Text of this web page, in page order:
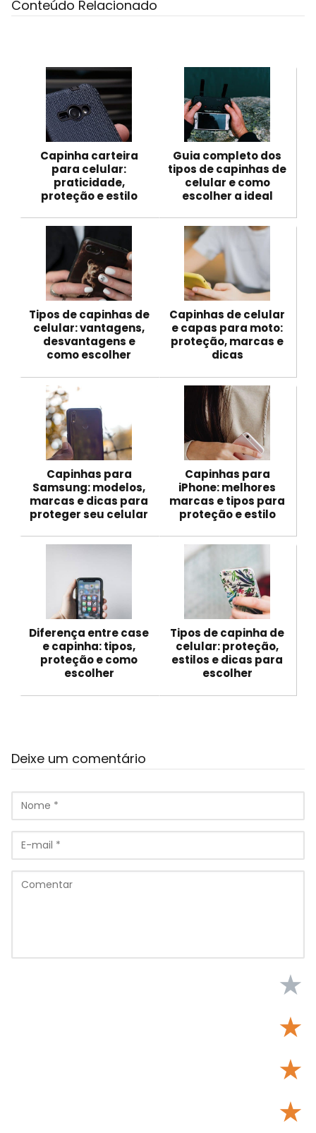
Conteúdo Relacionado
Capinha carteira
para celular:
praticidade,
proteção e estilo
Guia completo dos
tipos de capinhas de
celular e como
escolher a ideal
Tipos de capinhas de
celular: vantagens,
desvantagens e
como escolher
Capinhas de celular
e capas para moto:
proteção, marcas e
dicas
Capinhas para
Samsung: modelos,
marcas e dicas para
proteger seu celular
Capinhas para
iPhone: melhores
marcas e tipos para
proteção e estilo
Diferença entre case
e capinha: tipos,
proteção e como
escolher
Tipos de capinha de
celular: proteção,
estilos e dicas para
escolher
Deixe um comentário
★
★
★
★